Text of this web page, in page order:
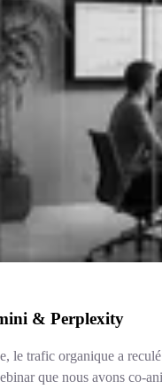
& Perplexity
le trafic organique a
que nous avons